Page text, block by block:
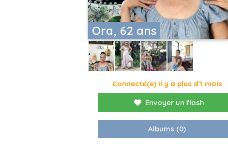
Ora, 62 ans
Connecté(e) il y a plus d'1 mois
Envoyer un flash
Albums (0)